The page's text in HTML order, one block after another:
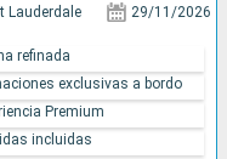
Lauderdale 29/11/2026
refinada
exclusivas a bordo
Premium
incluidas